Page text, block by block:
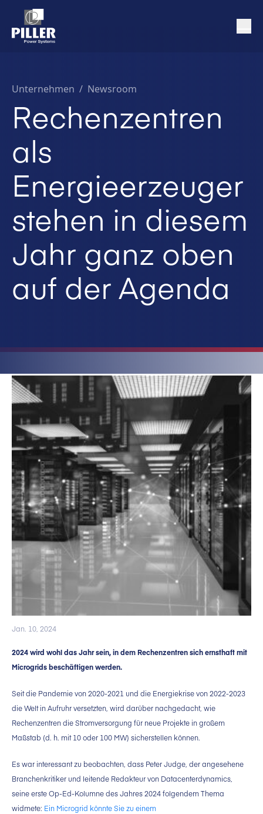
Unternehmen / Newsroom
Rechenzentren
als
Energieerzeuger
stehen in diesem
Jahr ganz oben
auf der Agenda
Jan. 10, 2024
2024 wird wohl das Jahr sein, in dem Rechenzentren sich ernsthaft mit
Microgrids beschäftigen werden.
Seit die Pandemie von 2020-2021 und die Energiekrise von 2022-2023
die Welt in Aufruhr versetzten, wird darüber nachgedacht, wie
Rechenzentren die Stromversorgung für neue Projekte in großem
Maßstab (d. h. mit 10 oder 100 MW) sicherstellen können.
Es war interessant zu beobachten, dass Peter Judge, der angesehene
Branchenkritiker und leitende Redakteur von Datacenterdynamics,
seine erste Op-Ed-Kolumne des Jahres 2024 folgendem Thema
widmete: Ein Microgrid könnte Sie zu einem